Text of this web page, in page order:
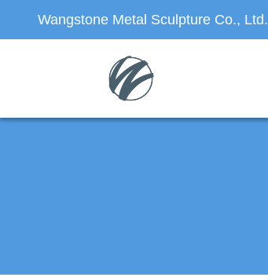
Wangstone Metal Sculpture Co., Ltd.